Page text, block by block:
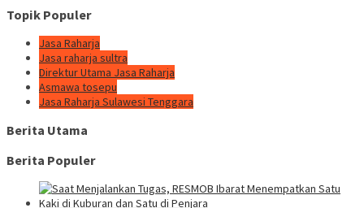
Topik Populer
Jasa Raharja
Jasa raharja sultra
Direktur Utama Jasa Raharja
Asmawa tosepu
Jasa Raharja Sulawesi Tenggara
Berita Utama
Berita Populer